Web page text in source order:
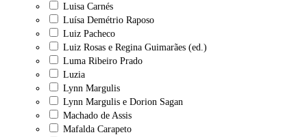
Luisa Carnés
Luísa Demétrio Raposo
Luiz Pacheco
Luiz Rosas e Regina Guimarães (ed.)
Luma Ribeiro Prado
Luzia
Lynn Margulis
Lynn Margulis e Dorion Sagan
Machado de Assis
Mafalda Carapeto